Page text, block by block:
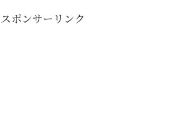
スポンサーリンク